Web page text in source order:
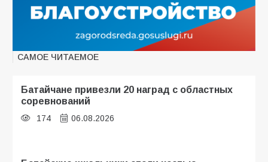
САМОЕ ЧИТАЕМОЕ
Батайчане привезли 20 наград с областных
соревнований
174 06.08.2026